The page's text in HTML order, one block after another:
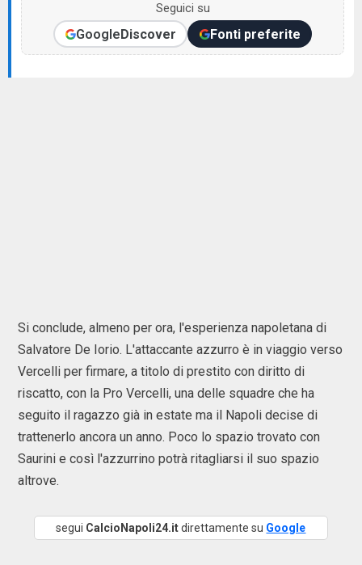
Seguici su
GoogleDiscover Fonti preferite
Si conclude, almeno per ora, l'esperienza napoletana di
Salvatore De Iorio. L'attaccante azzurro è in viaggio verso
Vercelli per firmare, a titolo di prestito con diritto di
riscatto, con la Pro Vercelli, una delle squadre che ha
seguito il ragazzo già in estate ma il Napoli decise di
trattenerlo ancora un anno. Poco lo spazio trovato con
Saurini e così l'azzurrino potrà ritagliarsi il suo spazio
altrove.
segui CalcioNapoli24.itdirettamente su Google